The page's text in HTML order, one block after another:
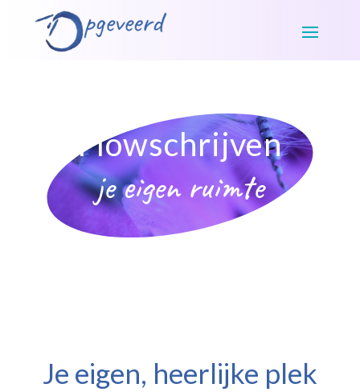
Flowschrijven
je eigen ruimte
Je eigen, heerlijke plek